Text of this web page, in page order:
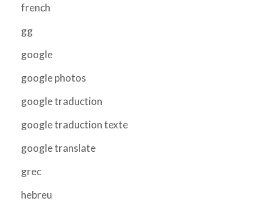
french
gg
google
google photos
google traduction
google traduction texte
google translate
grec
hebreu